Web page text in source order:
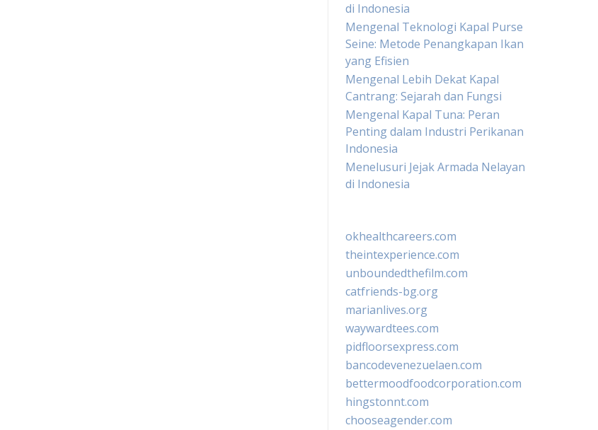
di Indonesia
Mengenal Teknologi Kapal Purse
Seine: Metode Penangkapan Ikan
yang Efisien
Mengenal Lebih Dekat Kapal
Cantrang: Sejarah dan Fungsi
Mengenal Kapal Tuna: Peran
Penting dalam Industri Perikanan
Indonesia
Menelusuri Jejak Armada Nelayan
di Indonesia
okhealthcareers.com
theintexperience.com
unboundedthefilm.com
catfriends-bg.org
marianlives.org
waywardtees.com
pidfloorsexpress.com
bancodevenezuelaen.com
bettermoodfoodcorporation.com
hingstonnt.com
chooseagender.com